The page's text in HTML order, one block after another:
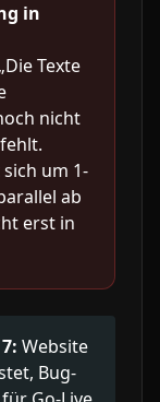
in
Texte
nicht
um 1-
ab
erst in
Website
Bug-